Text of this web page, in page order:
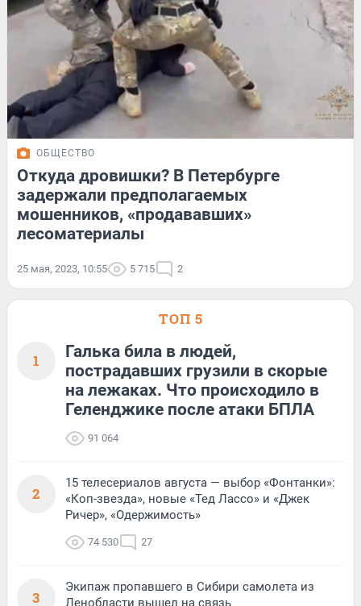
ОБЩЕСТВО
Откуда дровишки? В Петербурге
задержали предполагаемых
мошенников, «продававших»
лесоматериалы
25 мая, 2023, 10:55 5 715 2
ТОП 5
1
Галька била в людей,
пострадавших грузили в скорые
на лежаках. Что происходило в
Геленджике после атаки БПЛА
91 064
2
15 телесериалов августа — выбор «Фонтанки»:
«Коп-звезда», новые «Тед Лассо» и «Джек
Ричер», «Одержимость»
74 530 27
3
Экипаж пропавшего в Сибири самолета из
Ленобласти вышел на связь